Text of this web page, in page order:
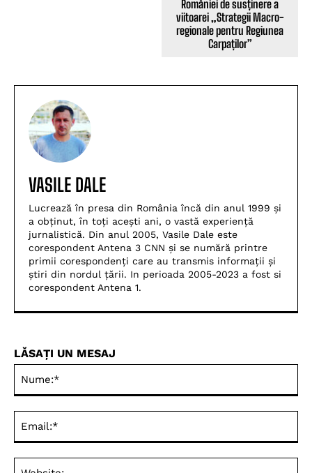
României de susținere a
viitoarei „Strategii Macro-
regionale pentru Regiunea
Carpaților”
VASILE DALE
Lucrează în presa din România încă din anul 1999 și
a obținut, în toți acești ani, o vastă experiență
jurnalistică. Din anul 2005, Vasile Dale este
corespondent Antena 3 CNN și se numără printre
primii corespondenți care au transmis informații și
știri din nordul țării. In perioada 2005-2023 a fost si
corespondent Antena 1.
LĂSAȚI UN MESAJ